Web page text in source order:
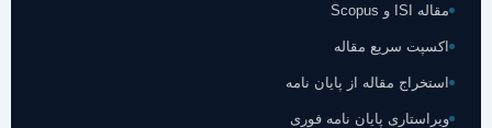
مقاله ISI و Scopus
اکسپت سریع مقاله
استخراج مقاله از پایان نامه
ویراستاری پایان نامه فوری